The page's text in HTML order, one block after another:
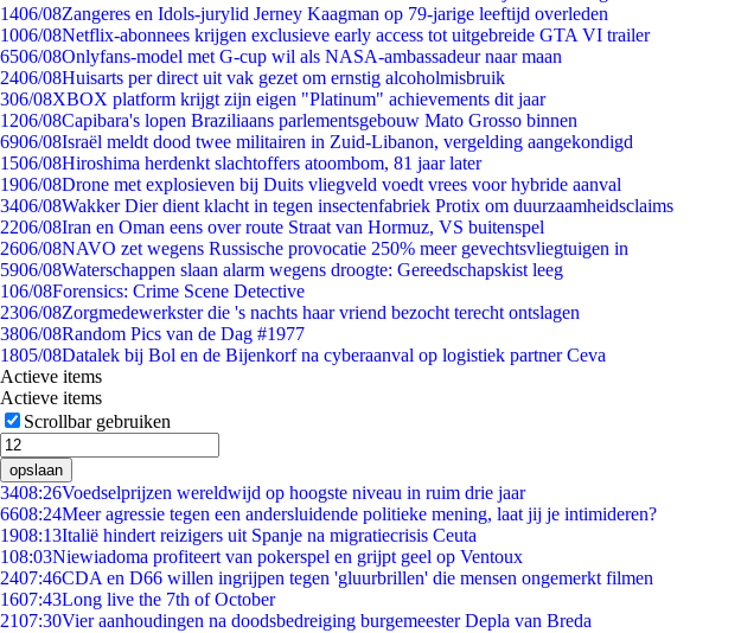
1406/08Zangeres en Idols-jurylid Jerney Kaagman op 79-jarige leeftijd overleden
1006/08Netflix-abonnees krijgen exclusieve early access tot uitgebreide GTA VI trailer
6506/08Onlyfans-model met G-cup wil als NASA-ambassadeur naar maan
2406/08Huisarts per direct uit vak gezet om ernstig alcoholmisbruik
306/08XBOX platform krijgt zijn eigen "Platinum" achievements dit jaar
1206/08Capibara's lopen Braziliaans parlementsgebouw Mato Grosso binnen
6906/08Israël meldt dood twee militairen in Zuid-Libanon, vergelding aangekondigd
1506/08Hiroshima herdenkt slachtoffers atoombom, 81 jaar later
1906/08Drone met explosieven bij Duits vliegveld voedt vrees voor hybride aanval
3406/08Wakker Dier dient klacht in tegen insectenfabriek Protix om duurzaamheidsclaims
2206/08Iran en Oman eens over route Straat van Hormuz, VS buitenspel
2606/08NAVO zet wegens Russische provocatie 250% meer gevechtsvliegtuigen in
5906/08Waterschappen slaan alarm wegens droogte: Gereedschapskist leeg
106/08Forensics: Crime Scene Detective
2306/08Zorgmedewerkster die 's nachts haar vriend bezocht terecht ontslagen
3806/08Random Pics van de Dag #1977
1805/08Datalek bij Bol en de Bijenkorf na cyberaanval op logistiek partner Ceva
Actieve items
Actieve items
Scrollbar gebruiken
opslaan
3408:26Voedselprijzen wereldwijd op hoogste niveau in ruim drie jaar
6608:24Meer agressie tegen een andersluidende politieke mening, laat jij je intimideren?
1908:13Italië hindert reizigers uit Spanje na migratiecrisis Ceuta
108:03Niewiadoma profiteert van pokerspel en grijpt geel op Ventoux
2407:46CDA en D66 willen ingrijpen tegen 'gluurbrillen' die mensen ongemerkt filmen
1607:43Long live the 7th of October
2107:30Vier aanhoudingen na doodsbedreiging burgemeester Depla van Breda